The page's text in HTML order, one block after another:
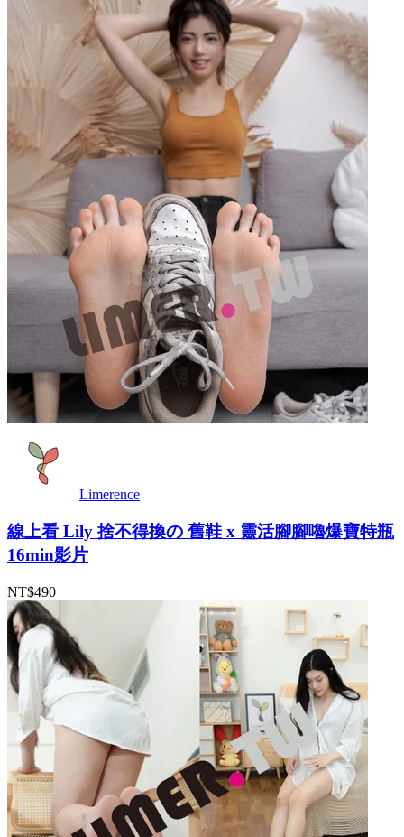
Limerence
線上看 Lily 捨不得換の 舊鞋 x 靈活腳腳嚕爆寶特瓶
16min影片
NT$490